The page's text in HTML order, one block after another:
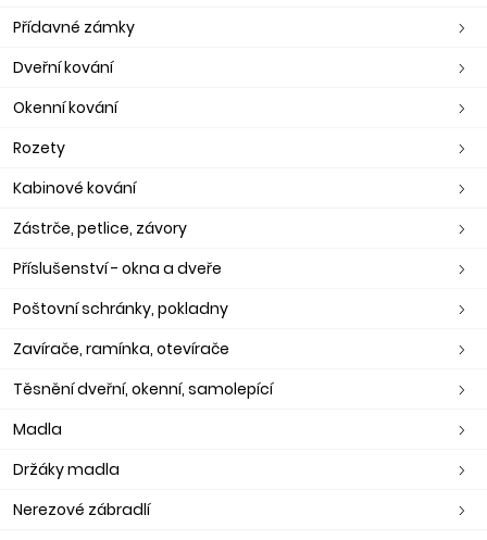
Přídavné zámky
Dveřní kování
Okenní kování
Rozety
Kabinové kování
Zástrče, petlice, závory
Příslušenství - okna a dveře
Poštovní schránky, pokladny
Zavírače, ramínka, otevírače
Těsnění dveřní, okenní, samolepící
Madla
Držáky madla
Nerezové zábradlí